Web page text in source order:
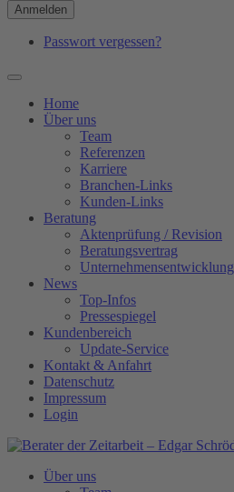
Anmelden
Passwort vergessen?
Home
Über uns
Team
Referenzen
Karriere
Branchen-Links
Kunden-Links
Beratung
Aktenprüfung / Revision
Beratungsvertrag
Unternehmensentwicklung
News
Top-Infos
Pressespiegel
Kundenbereich
Update-Service
Kontakt & Anfahrt
Datenschutz
Impressum
Login
Über uns